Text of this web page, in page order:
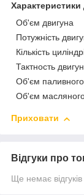
Характеристики
Об'єм двигуна
Потужність
Кількість
Тактность
Об'єм
Об'єм
Приховати
Відгуки про
Ще немає